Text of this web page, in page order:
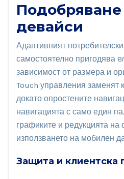
девайси
Адаптивният
самостоятелно пригодява
зависимост от размера и
Touch управления заменят
докато опростените
навигацията с само един
графиките и редукцията
използването на мобилен
Защита и клиентска